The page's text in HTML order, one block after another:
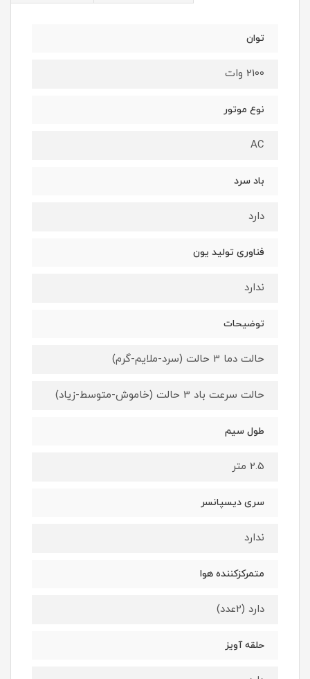
توان
2100 وات
نوع موتور
AC
باد سرد
دارد
فناوری تولید یون
ندارد
توضیحات
حالت دما 3 حالت (سرد-ملایم-گرم)
حالت سرعت باد 3 حالت (خاموش-متوسط-زیاد)
طول سیم
2.5 متر
سری دیسپانسر
ندارد
متمرکزکننده هوا
دارد (2عدد)
حلقه آویز